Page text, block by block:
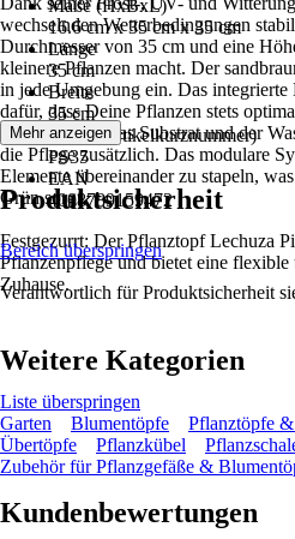
Maße (HxBxL)
16.6 cm x 35 cm x 35 cm
Länge
35 cm
Breite
35 cm
AKN (Artikelkurznummer)
PS35
EAN
4008789159472
wechselnden Wetterbedingungen
Durchmesser von 35 cm und eine
kleinere Pflanzen macht. Der
in jede Umgebung ein. Das integrierte
dafür, dass Deine Pflanzen stets
Pflanzeinsatz, das Substrat und der
die Pflege zusätzlich. Das modulare
Elemente übereinander zu stapeln,
Grün sorgt.
Festgezurrt: Der Pflanztopf Lechuza
Pflanzenpflege und bietet eine
Zuhause.
Mehr anzeigen
Produktsicherheit
Bereich überspringen
Verantwortlich für Produktsicherheit
Weitere Kategorien
Liste überspringen
Garten
Blumentöpfe Pflanztöpfe
Übertöpfe
Pflanzkübel
Zubehör für Pflanzgefäße &
Kundenbewertungen